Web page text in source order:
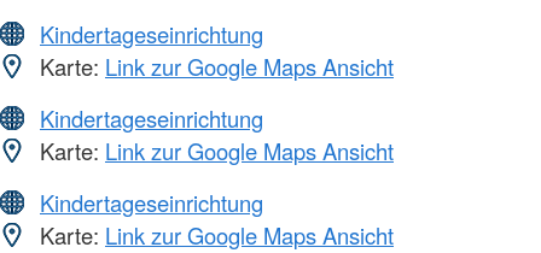
Kindertageseinrichtung
Karte: Link zur Google Maps Ansicht
Kindertageseinrichtung
Karte: Link zur Google Maps Ansicht
Kindertageseinrichtung
Karte: Link zur Google Maps Ansicht